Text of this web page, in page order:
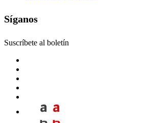
Síganos
Suscríbete al boletín